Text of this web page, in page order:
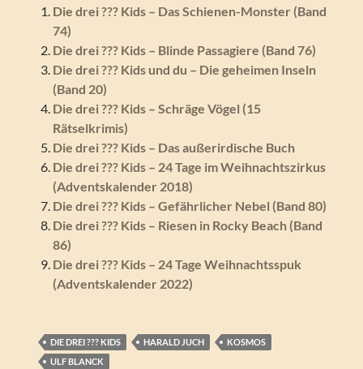
Die drei ??? Kids – Das Schienen-Monster (Band
74)
Die drei ??? Kids – Blinde Passagiere (Band 76)
Die drei ??? Kids und du – Die geheimen Inseln
(Band 20)
Die drei ??? Kids – Schräge Vögel (15
Rätselkrimis)
Die drei ??? Kids – Das außerirdische Buch
Die drei ??? Kids – 24 Tage im Weihnachtszirkus
(Adventskalender 2018)
Die drei ??? Kids – Gefährlicher Nebel (Band 80)
Die drei ??? Kids – Riesen in Rocky Beach (Band
86)
Die drei ??? Kids – 24 Tage Weihnachtsspuk
(Adventskalender 2022)
DIE DREI ??? KIDS HARALD JUCH
KOSMOS
ULF BLANCK